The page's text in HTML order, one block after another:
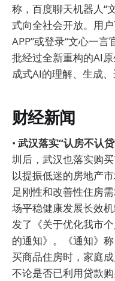
称，百度聊天机器人“
式向全社会开放。用
APP”或登录“文心一
批经过全新重构的AI
成式AI的理解、生成
财经新闻
• 武汉落实“认房不认
圳后，武汉也落实购买
以提振低迷的房地产
足刚性和改善性住房
场平稳健康发展长效
发了《关于优化我市
的通知》。《通知》
买商品住房时，家庭
不论是否已利用贷款